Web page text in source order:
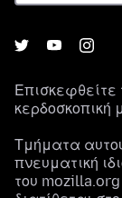
Επισκεφθείτε
κερδοσκοπική
Τμήματα
πνευματική
του